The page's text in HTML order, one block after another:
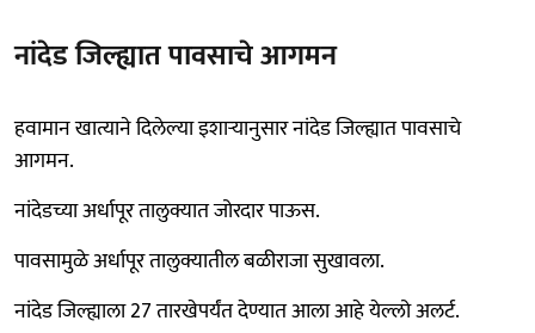
नांदेड जिल्ह्यात पावसाचे आगमन
हवामान खात्याने दिलेल्या इशाऱ्यानुसार नांदेड जिल्ह्यात पावसाचे
आगमन.
नांदेडच्या अर्धापूर तालुक्यात जोरदार पाऊस.
पावसामुळे अर्धापूर तालुक्यातील बळीराजा सुखावला.
नांदेड जिल्ह्याला 27 तारखेपर्यंत देण्यात आला आहे येल्लो अलर्ट.